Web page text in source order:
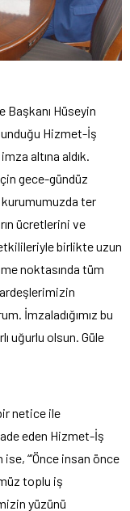
Başkanı Hüseyin
Hizmet-İş
altına aldık.
gece-gündüz
kurumumuzda ter
ücretlerini ve
birlikte uzun
noktasında tüm
İmzaladığımız bu
uğurlu olsun. Güle
netice ile
eden Hizmet-İş
“’Önce insan önce
toplu iş
yüzünü